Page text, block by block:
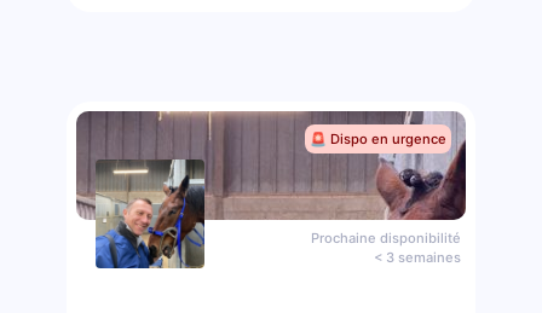
🚨 Dispo en urgence
Prochaine disponibilité
< 3 semaines